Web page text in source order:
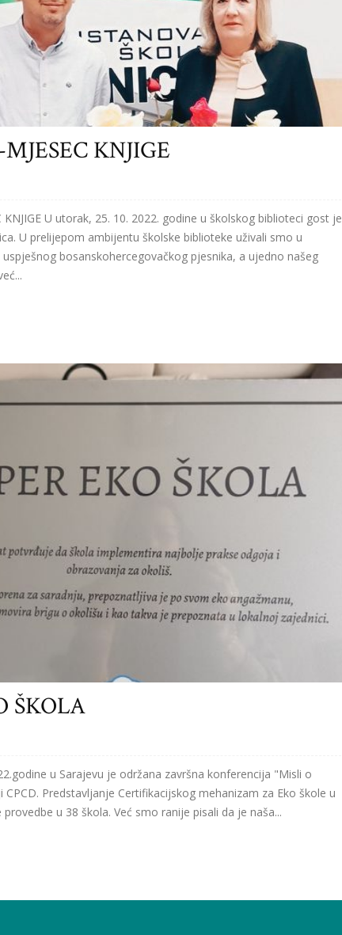
KNJIGE
KNJIGE U utorak, 25. 10. 2022. godine u školskog biblioteci gost je
U prelijepom ambijentu školske biblioteke uživali smo u
bosanskohercegovačkog pjesnika, a ujedno našeg
ŠKOLA
u Sarajevu je održana završna konferencija "Misli o
Predstavljanje Certifikacijskog mehanizam za Eko škole u
u 38 škola. Već smo ranije pisali da je naša...